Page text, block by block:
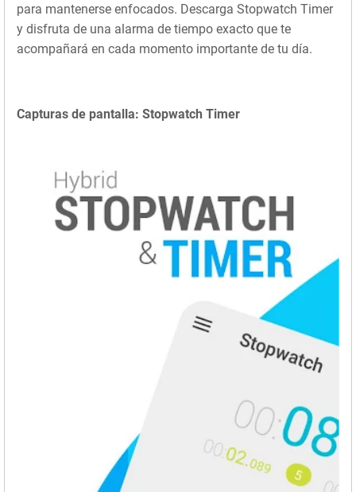
para mantenerse enfocados. Descarga Stopwatch Timer
y disfruta de una alarma de tiempo exacto que te
acompañará en cada momento importante de tu día.
Capturas de pantalla: Stopwatch Timer